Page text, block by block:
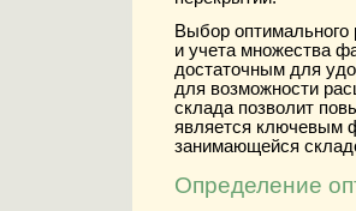
Выбор оптимального
и учета множества
достаточным для
для возможности
склада позволит
является ключевым
занимающейся
Определение